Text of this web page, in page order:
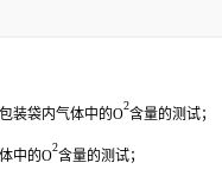
装袋内气体中的O
2
含量的测试；
中的O
2
含量的测试；